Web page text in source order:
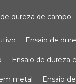
de dureza de campo
ensaio de
ensaio de
metal ensaio